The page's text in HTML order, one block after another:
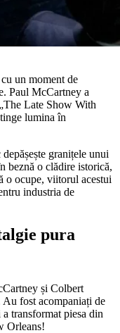
un moment de
Paul McCartney a
Late Show With
lumina în
granițele unui
beznă o clădire istorică,
o ocupe, viitorul acestui
industria de
pura
și Colbert
fost acompaniați de
transformat piesa din
Orleans!